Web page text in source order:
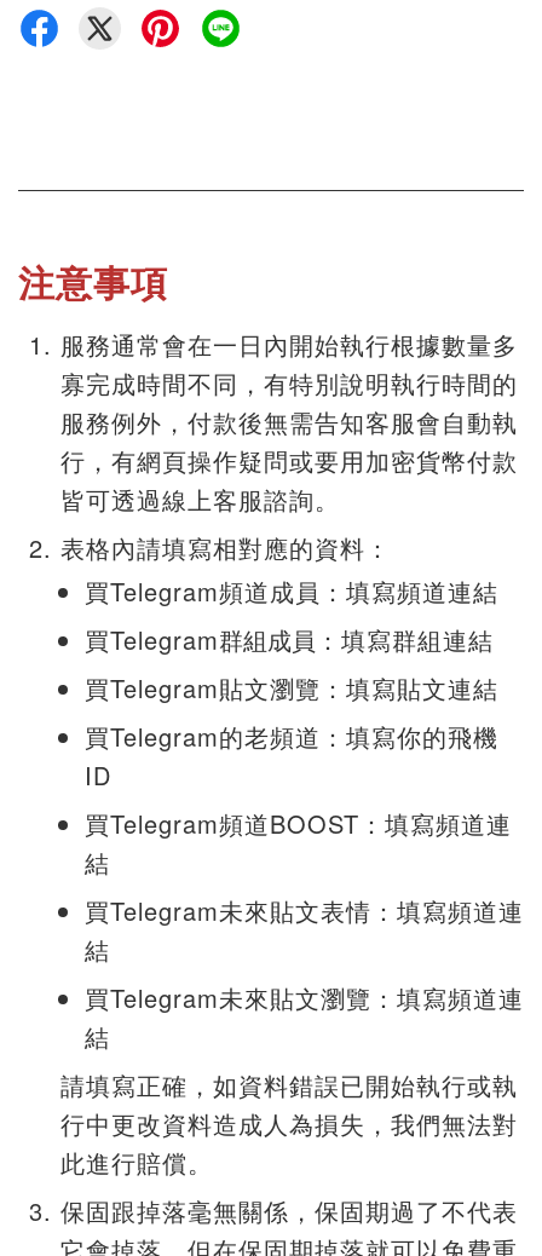
注意事項
服務通常會在一日內開始執行根據數量多
寡完成時間不同，有特別說明執行時間的
服務例外，付款後無需告知客服會自動執
行，有網頁操作疑問或要用加密貨幣付款
皆可透過線上客服諮詢。
表格內請填寫相對應的資料：
買Telegram頻道成員：填寫頻道連結
買Telegram群組成員 ：填寫群組連結
買Telegram貼文瀏覽：填寫貼文連結
買Telegram的老頻道：填寫你的飛機
ID
買Telegram頻道BOOST：填寫頻道連
結
買Telegram未來貼文表情：填寫頻道連
結
買Telegram未來貼文瀏覽：填寫頻道連
結
請填寫正確，如資料錯誤已開始執行或執
行中更改資料造成人為損失，我們無法對
此進行賠償。
保固跟掉落毫無關係，保固期過了不代表